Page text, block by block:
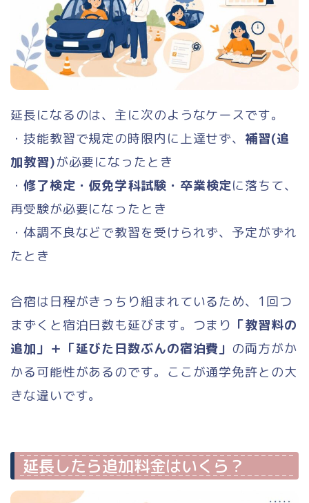
延長になるのは、主に次のようなケースです。
・技能教習で規定の時限内に上達せず、 補習(追
加教習)が必要になったとき
・ 修了検定・仮免学科試験・卒業検定に落ちて、
再受験が必要になったとき
・体調不良などで教習を受けられず、予定がずれ
たとき
合宿は日程がきっちり組まれているため、1回つ
まずくと宿泊日数も延びます。つまり 「教習料の
追加」＋「延びた日数ぶんの宿泊費」 の両方がか
かる可能性があるのです。ここが通学免許との大
きな違いです。
延長したら追加料金はいくら？